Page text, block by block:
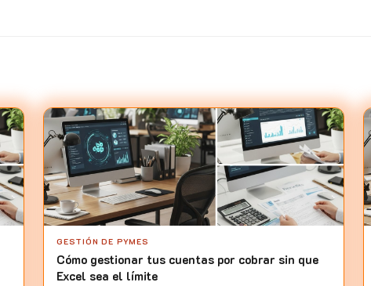
GESTIÓN DE PYMES
Cómo gestionar tus cuentas por cobrar sin que
Excel sea el límite